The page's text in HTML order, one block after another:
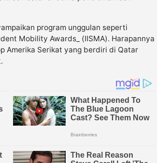
program unggulan seperti
Mobility Awards_ (IISMA). Harapannya
Amerika Serikat yang berdiri di Qatar